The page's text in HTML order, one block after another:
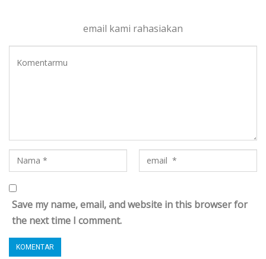
email kami rahasiakan
Save my name, email, and website in this browser for
the next time I comment.